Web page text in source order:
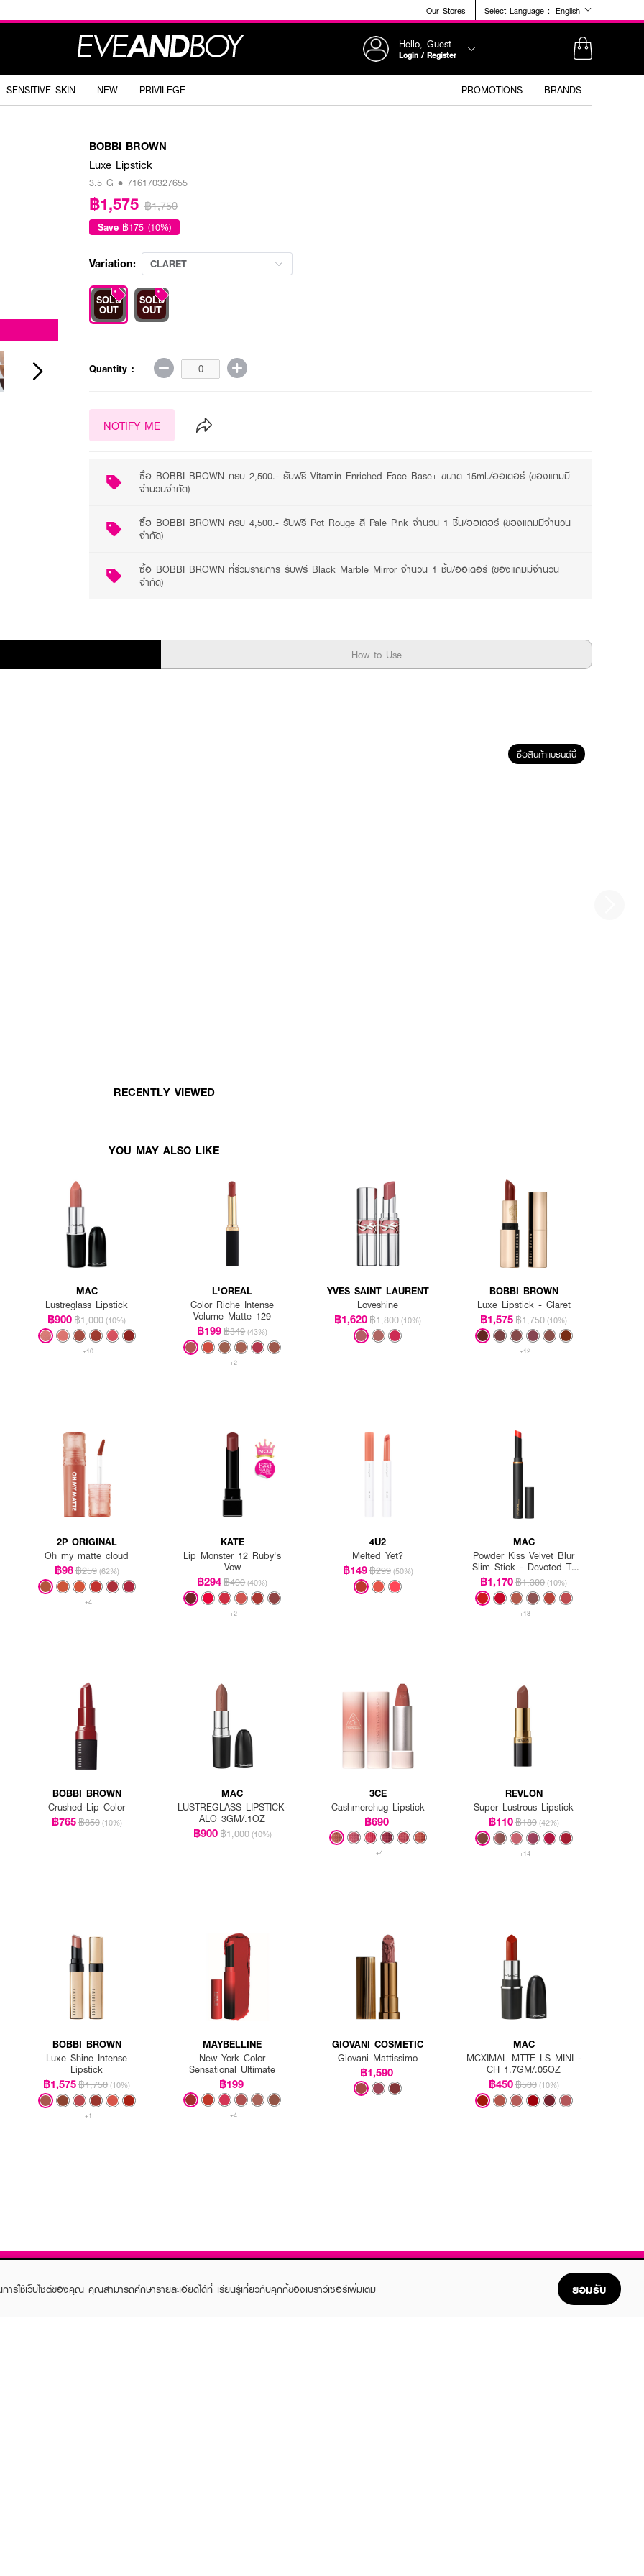
Our Stores Select Language : English
Hello, Guest
Login / Register
SENSITIVE SKIN NEW PRIVILEGE PROMOTIONS BRANDS
BOBBI BROWN
Luxe Lipstick
3.5 G • 716170327655
฿1,575 ฿1,750
Save ฿175 (10%)
Variation: CLARET
SOLD
OUT
SOLD
OUT
Quantity :
NOTIFY ME
ซื้อ BOBBI BROWN ครบ 2,500.- รับฟรี Vitamin Enriched Face Base+ ขนาด 15ml./ออเดอร์ (ของแถมมี
จำนวนจำกัด)
ซื้อ BOBBI BROWN ครบ 4,500.- รับฟรี Pot Rouge สี Pale Pink จำนวน 1 ชิ้น/ออเดอร์ (ของแถมมีจำนวน
จำกัด)
ซื้อ BOBBI BROWN ที่ร่วมรายการ รับฟรี Black Marble Mirror จำนวน 1 ชิ้น/ออเดอร์ (ของแถมมีจำนวน
จำกัด)
How to Use
ซื้อสินค้าแบรนด์นี้
RECENTLY VIEWED
YOU MAY ALSO LIKE
MAC
Lustreglass Lipstick
฿900฿1,000 (10%)
+10
L'OREAL
Color Riche Intense
Volume Matte 129
฿199฿349 (43%)
+2
YVES SAINT LAURENT
Loveshine
฿1,620฿1,800 (10%)
BOBBI BROWN
Luxe Lipstick - Claret
฿1,575฿1,750 (10%)
+12
2P ORIGINAL
Oh my matte cloud
฿98฿259 (62%)
+4
KATE
Lip Monster 12 Ruby's
Vow
฿294฿490 (40%)
+2
4U2
Melted Yet?
฿149฿299 (50%)
MAC
Powder Kiss Velvet Blur
Slim Stick - Devoted To
Danger
฿1,170฿1,300 (10%)
+18
BOBBI BROWN
Crushed-Lip Color
฿765฿850 (10%)
MAC
LUSTREGLASS LIPSTICK-
ALO 3GM/.1OZ
฿900฿1,000 (10%)
3CE
Cashmerehug Lipstick
฿690
+4
REVLON
Super Lustrous Lipstick
฿110฿189 (42%)
+14
BOBBI BROWN
Luxe Shine Intense
Lipstick
฿1,575฿1,750 (10%)
+1
MAYBELLINE
New York Color
Sensational Ultimate
฿199
+4
GIOVANI COSMETIC
Giovani Mattissimo
฿1,590
MAC
MCXIMAL MTTE LS MINI -
CH 1.7GM/.05OZ
฿450฿500 (10%)
ารใช้เว็บไซต์ของคุณ คุณสามารถศึกษารายละเอียดได้ที่ เรียนรู้เกี่ยวกับคุกกี้ของเบราว์เซอร์เพิ่มเติม ยอมรับ